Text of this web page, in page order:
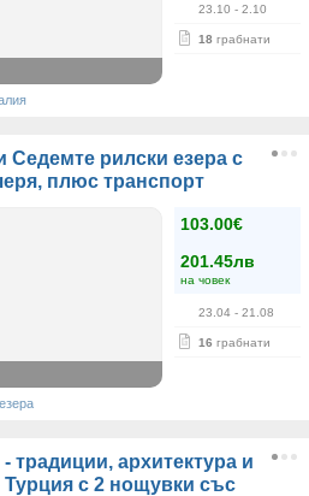
23.10 - 2.10
18 грабнати
Седемте рилски езера с
плюс транспорт
103.00€
201.45лв
на човек
23.04 - 21.08
16 грабнати
традиции, архитектура и
Турция с 2 нощувки със